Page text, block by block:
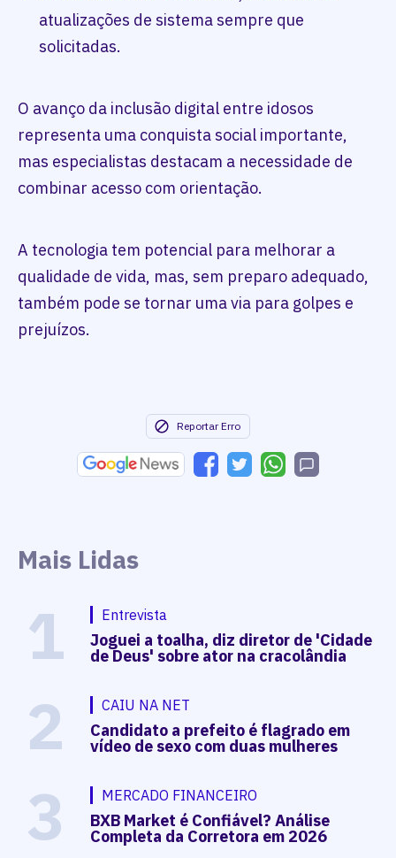
atualizações de sistema sempre que
solicitadas.
O avanço da inclusão digital entre idosos
representa uma conquista social importante,
mas especialistas destacam a necessidade de
combinar acesso com orientação.
A tecnologia tem potencial para melhorar a
qualidade de vida, mas, sem preparo adequado,
também pode se tornar uma via para golpes e
prejuízos.
Reportar Erro
Mais Lidas
1 Entrevista
Joguei a toalha, diz diretor de 'Cidade
de Deus' sobre ator na cracolândia
2 CAIU NA NET
Candidato a prefeito é flagrado em
vídeo de sexo com duas mulheres
3 MERCADO FINANCEIRO
BXB Market é Confiável? Análise
Completa da Corretora em 2026